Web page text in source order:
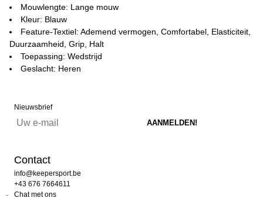
Mouwlengte: Lange mouw
Kleur: Blauw
Feature-Textiel: Ademend vermogen, Comfortabel, Elasticiteit,
Duurzaamheid, Grip, Halt
Toepassing: Wedstrijd
Geslacht: Heren
Nieuwsbrief
Contact
info@keepersport.be
+43 676 7664611
Chat met ons